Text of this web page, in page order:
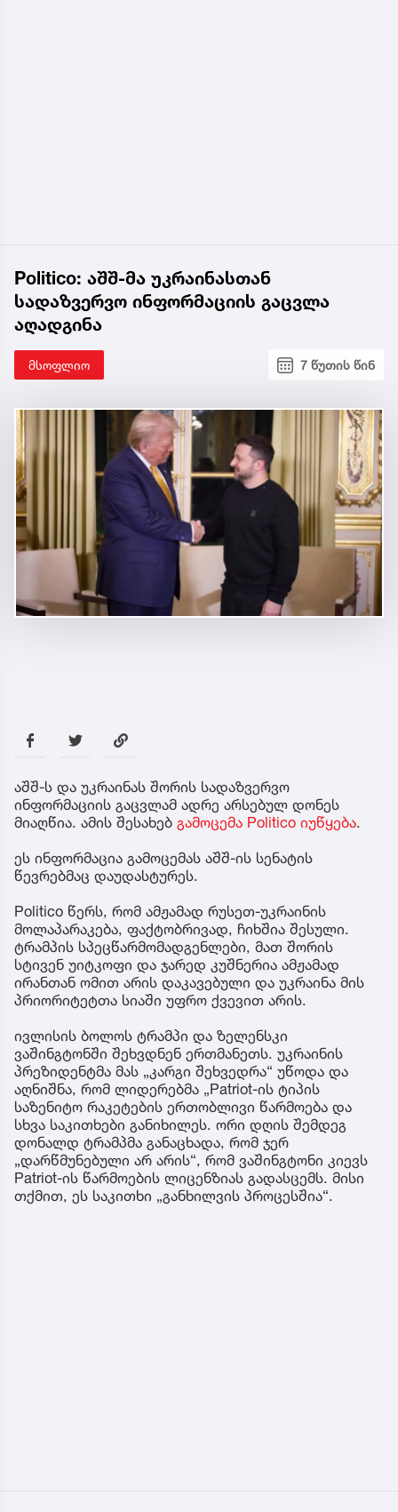
Politico: აშშ-მა უკრაინასთან
სადაზვერვო ინფორმაციის გაცვლა
აღადგინა
მსოფლიო 7 წუთის წინ
აშშ-ს და უკრაინას შორის სადაზვერვო
ინფორმაციის გაცვლამ ადრე არსებულ დონეს
მიაღწია. ამის შესახებ გამოცემა Politico იუწყება.
ეს ინფორმაცია გამოცემას აშშ-ის სენატის
წევრებმაც დაუდასტურეს.
Politico წერს, რომ ამჟამად რუსეთ-უკრაინის
მოლაპარაკება, ფაქტობრივად, ჩიხშია შესული.
ტრამპის სპეცწარმომადგენლები, მათ შორის
სტივენ უიტკოფი და ჯარედ კუშნერია ამჟამად
ირანთან ომით არის დაკავებული და უკრაინა მის
პრიორიტეტთა სიაში უფრო ქვევით არის.
ივლისის ბოლოს ტრამპი და ზელენსკი
ვაშინგტონში შეხვდნენ ერთმანეთს. უკრაინის
პრეზიდენტმა მას „კარგი შეხვედრა“ უწოდა და
აღნიშნა, რომ ლიდერებმა „Patriot-ის ტიპის
საზენიტო რაკეტების ერთობლივი წარმოება და
სხვა საკითხები განიხილეს. ორი დღის შემდეგ
დონალდ ტრამპმა განაცხადა, რომ ჯერ
„დარწმუნებული არ არის“, რომ ვაშინგტონი კიევს
Patriot-ის წარმოების ლიცენზიას გადასცემს. მისი
თქმით, ეს საკითხი „განხილვის პროცესშია“.